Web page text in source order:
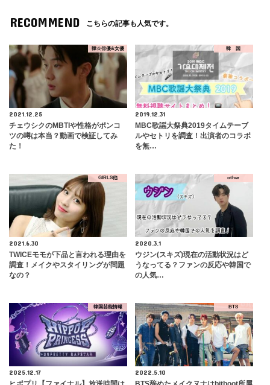
RECOMMEND こちらの記事も人気です。
韓☆俳優&女優
2021.12.25
チェウシクのMBTIや性格がポンコ
ツの噂は本当？動画で検証してみ
た！
韓 国
2019.12.31
MBC歌謡大祭典2019タイムテーブ
ルやセトリを調査！出演者のコラボ
を無…
GIRLS他
2021.6.30
TWICEモモが下品と言われる理由を
調査！メイクやスタイリングが問題
なの？
other
2020.3.1
ウジン(スキズ)現在の活動状況はど
うなってる？ファンの反応や韓国で
の人気…
韓国芸能情報
2025.12.17
BTS
2022.5.10